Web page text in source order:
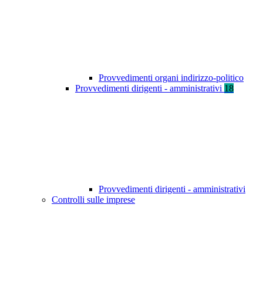
Provvedimenti organi indirizzo-politico
Provvedimenti dirigenti - amministrativi 18
Provvedimenti dirigenti - amministrativi
Controlli sulle imprese